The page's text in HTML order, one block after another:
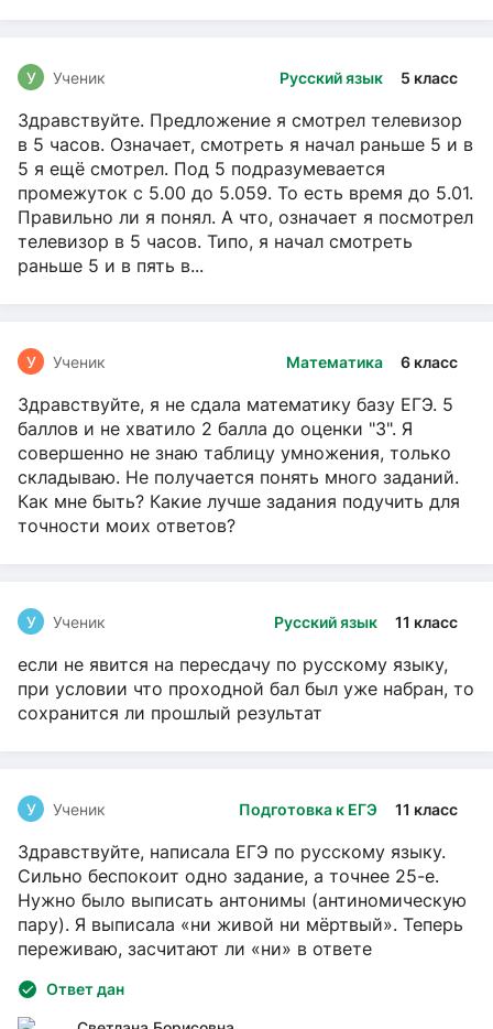
Русский язык 5 класс
У Ученик
Здравствуйте. Предложение я смотрел телевизор
в 5 часов. Означает, смотреть я начал раньше 5 и в
5 я ещё смотрел. Под 5 подразумевается
промежуток с 5.00 до 5.059. То есть время до 5.01.
Правильно ли я понял. А что, означает я посмотрел
телевизор в 5 часов. Типо, я начал смотреть
раньше 5 и в пять в...
Математика 6 класс
У Ученик
Здравствуйте, я не сдала математику базу ЕГЭ. 5
баллов и не хватило 2 балла до оценки "3". Я
совершенно не знаю таблицу умножения, только
складываю. Не получается понять много заданий.
Как мне быть? Какие лучше задания подучить для
точности моих ответов?
Русский язык 11 класс
У Ученик
если не явится на пересдачу по русскому языку,
при условии что проходной бал был уже набран, то
сохранится ли прошлый результат
Подготовка к ЕГЭ 11 класс
У Ученик
Здравствуйте, написала ЕГЭ по русскому языку.
Сильно беспокоит одно задание, а точнее 25-е.
Нужно было выписать антонимы (антиномическую
пару). Я выписала «ни живой ни мёртвый». Теперь
переживаю, засчитают ли «ни» в ответе
Ответ дан